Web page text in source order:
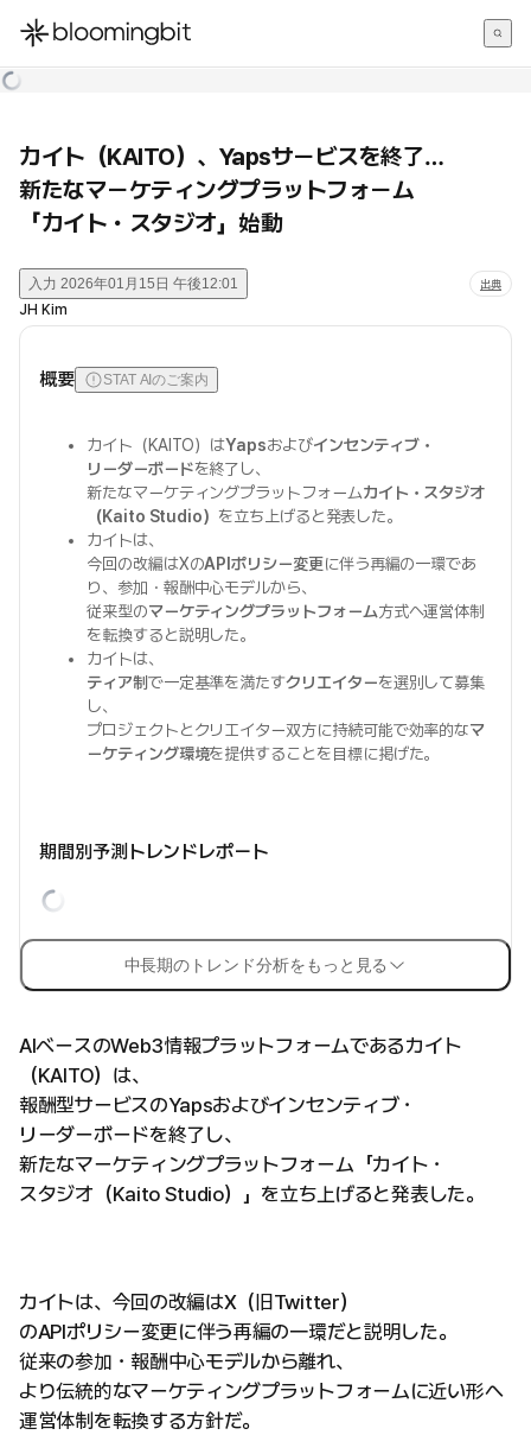
한국어
カイト（KAITO）、Yapsサービスを終了…
新たなマーケティングプラットフォーム
「カイト・スタジオ」始動
入力 2026年01月15日 午後12:01 出典
JH Kim
概要 STAT AIのご案内
カイト（KAITO）はYapsおよびインセンティブ・
リーダーボードを終了し、
新たなマーケティングプラットフォームカイト・スタジオ
（Kaito Studio）を立ち上げると発表した。
カイトは、
今回の改編はXのAPIポリシー変更に伴う再編の一環であ
り、参加・報酬中心モデルから、
従来型のマーケティングプラットフォーム方式へ運営体制
を転換すると説明した。
カイトは、
ティア制で一定基準を満たすクリエイターを選別して募集
し、
プロジェクトとクリエイター双方に持続可能で効率的なマ
ーケティング環境を提供することを目標に掲げた。
期間別予測トレンドレポート
中長期のトレンド分析をもっと見る
AIベースのWeb3情報プラットフォームであるカイト
（KAITO）は、
報酬型サービスのYapsおよびインセンティブ・
リーダーボードを終了し、
新たなマーケティングプラットフォーム「カイト・
スタジオ（Kaito Studio）」を立ち上げると発表した。
カイトは、今回の改編はX（旧Twitter）
のAPIポリシー変更に伴う再編の一環だと説明した。
従来の参加・報酬中心モデルから離れ、
より伝統的なマーケティングプラットフォームに近い形へ
運営体制を転換する方針だ。